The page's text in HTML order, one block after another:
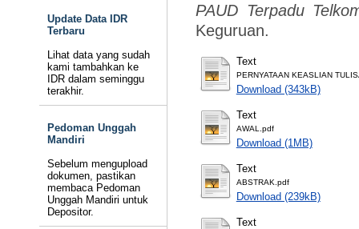
Update Data IDR
Terbaru
Lihat data yang sudah
kami tambahkan ke
IDR dalam seminggu
terakhir.
Pedoman Unggah
Mandiri
Sebelum mengupload
dokumen, pastikan
membaca Pedoman
Unggah Mandiri untuk
Depositor.
PAUD Terpadu
Keguruan.
Text
PERNYATAAN KEASLIAN
Download (343kB)
Text
AWAL.pdf
Download (1MB)
Text
ABSTRAK.pdf
Download (239kB)
Text